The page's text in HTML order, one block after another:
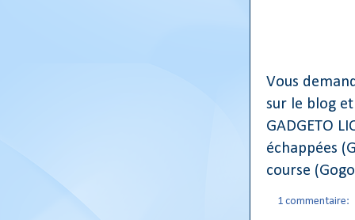
Vous
sur le blog
GADGETO
échappées
course
1 commentaire: